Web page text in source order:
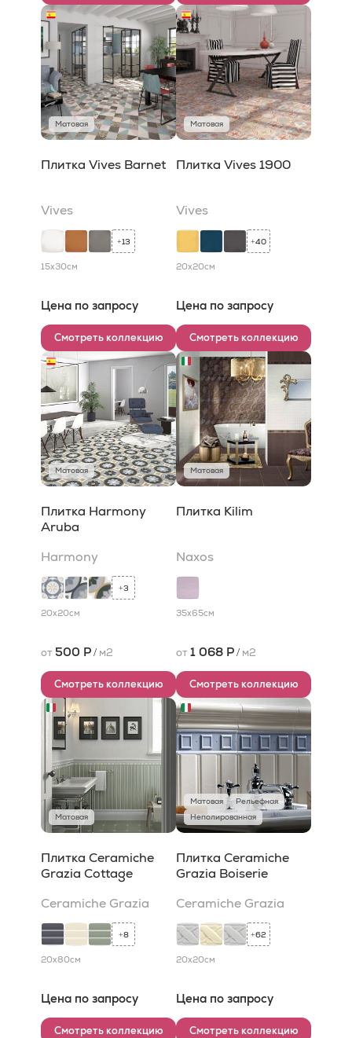
Матовая
Плитка Vives Barnet
Vives
+13
15x30см
Цена по запросу
Смотреть коллекцию
Матовая
Плитка Vives 1900
Vives
+40
20x20см
Цена по запросу
Смотреть коллекцию
Матовая
Плитка Harmony
Aruba
Harmony
+3
20x20см
от 500 Р/ м2
Смотреть коллекцию
Матовая
Плитка Kilim
Naxos
35x65см
от 1 068 Р/ м2
Смотреть коллекцию
Матовая
Плитка Ceramiche
Grazia Cottage
Ceramiche Grazia
+8
20x80см
Цена по запросу
Смотреть коллекцию
Матовая
Рельефная
Неполированная
Плитка Ceramiche
Grazia Boiserie
Ceramiche Grazia
+62
20x20см
Цена по запросу
Смотреть коллекцию